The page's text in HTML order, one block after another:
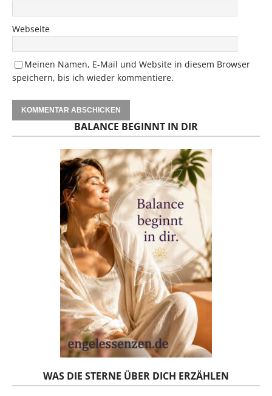
Webseite
Meinen Namen, E-Mail und Website in diesem Browser
speichern, bis ich wieder kommentiere.
BALANCE BEGINNT IN DIR
WAS DIE STERNE ÜBER DICH ERZÄHLEN